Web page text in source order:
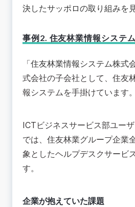
決したサッポロの取り組みを
事例2. 住友林業情報システ
「住友林業情報システム株式
式会社の子会社として、住友
報システムを手掛けています。
ICTビジネスサービス部ユー
では、住友林業グループ企業
象としたヘルプデスクサービ
す。
企業が抱えていた課題